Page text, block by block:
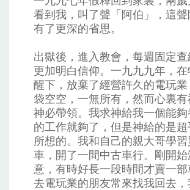
看到我，叫了聲「阿伯」，這
有了更深的省思。
出獄後，進入教會，每週固定
更加明白信仰。一九九九年，
醒下，放棄了經營許久的電玩業
袋空空，一無所有，然而心裏
神必帶領。我求神給我一個能夠
的工作就夠了，但是神給的是
所想的。我和自己的親大哥學
車，開了一間中古車行。剛開始
意，有時好長一段時間才賣一部
去電玩業的朋友常來找我回去，